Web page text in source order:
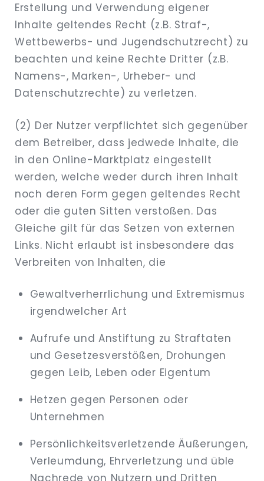
Erstellung und Verwendung eigener
Inhalte geltendes Recht (z.B. Straf-,
Wettbewerbs- und Jugendschutzrecht) zu
beachten und keine Rechte Dritter (z.B.
Namens-, Marken-, Urheber- und
Datenschutzrechte) zu verletzen.
(2) Der Nutzer verpflichtet sich gegenüber
dem Betreiber, dass jedwede Inhalte, die
in den Online-Marktplatz eingestellt
werden, welche weder durch ihren Inhalt
noch deren Form gegen geltendes Recht
oder die guten Sitten verstoßen. Das
Gleiche gilt für das Setzen von externen
Links. Nicht erlaubt ist insbesondere das
Verbreiten von Inhalten, die
Gewaltverherrlichung und Extremismus
irgendwelcher Art
Aufrufe und Anstiftung zu Straftaten
und Gesetzesverstößen, Drohungen
gegen Leib, Leben oder Eigentum
Hetzen gegen Personen oder
Unternehmen
Persönlichkeitsverletzende Äußerungen,
Verleumdung, Ehrverletzung und üble
Nachrede von Nutzern und Dritten